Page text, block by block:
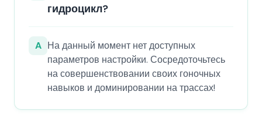
гидроцикл?
A На данный момент нет доступных
параметров настройки. Сосредоточьтесь
на совершенствовании своих гоночных
навыков и доминировании на трассах!